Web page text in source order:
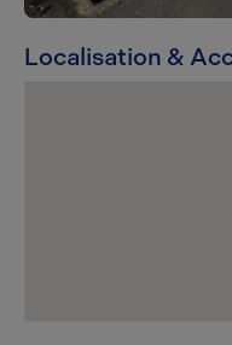
Localisation &